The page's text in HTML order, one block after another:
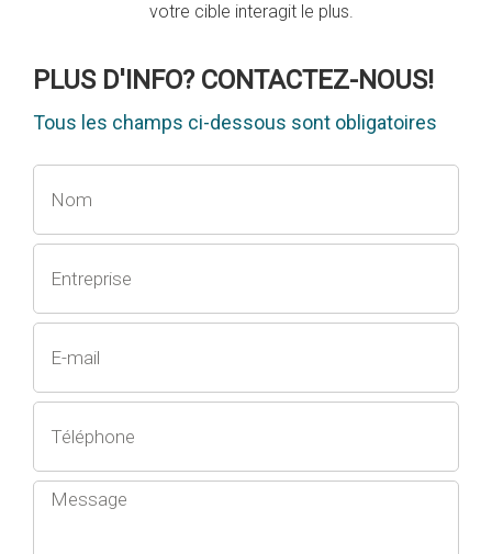
votre cible interagit le plus.
PLUS D'INFO? CONTACTEZ-NOUS!
Tous les champs ci-dessous sont obligatoires